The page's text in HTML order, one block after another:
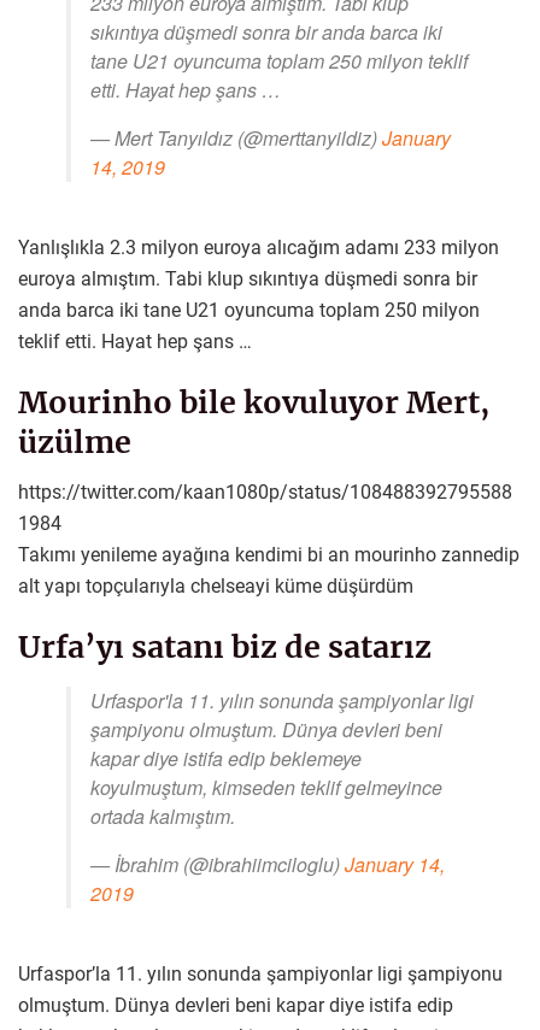
sıkıntıya düşmedi sonra bir anda barca iki
tane U21 oyuncuma toplam 250 milyon teklif
etti. Hayat hep şans …
— Mert Tanyıldız (@merttanyildiz)January
14, 2019
Yanlışlıkla 2.3 milyon euroya alıcağım adamı 233 milyon
euroya almıştım. Tabi klup sıkıntıya düşmedi sonra bir
anda barca iki tane U21 oyuncuma toplam 250 milyon
teklif etti. Hayat hep şans …
Mourinho bile kovuluyor Mert,
üzülme
https://twitter.com/kaan1080p/status/108488392795588
1984
Takımı yenileme ayağına kendimi bi an mourinho zannedip
alt yapı topçularıyla chelseayi küme düşürdüm
Urfa’yı satanı biz de satarız
Urfaspor'la 11. yılın sonunda şampiyonlar ligi
şampiyonu olmuştum. Dünya devleri beni
kapar diye istifa edip beklemeye
koyulmuştum, kimseden teklif gelmeyince
ortada kalmıştım.
— İbrahim (@ibrahiimciloglu)January 14,
2019
Urfaspor’la 11. yılın sonunda şampiyonlar ligi şampiyonu
olmuştum. Dünya devleri beni kapar diye istifa edip